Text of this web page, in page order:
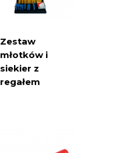
Zestaw
młotków i
siekier z
regałem